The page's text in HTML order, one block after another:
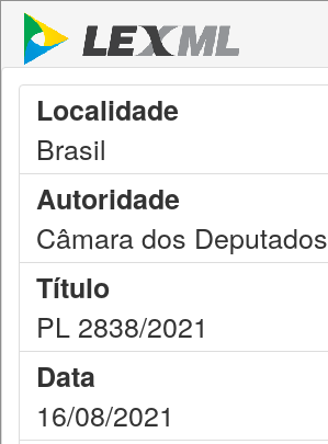
Localidade
Brasil
Autoridade
Câmara dos Deputados
Título
PL 2838/2021
Data
16/08/2021